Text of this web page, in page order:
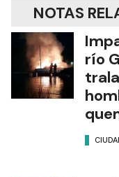
NOTAS
río